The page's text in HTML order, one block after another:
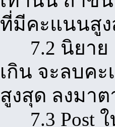
ที่มีคะแนนสู
7.2 นิยาย 1
เกิน จะลบค
สูงสุด ลงมา
7.3 Post ใ